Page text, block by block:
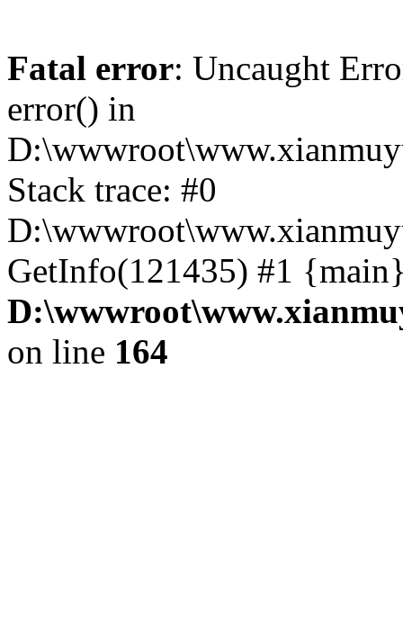
Fatal error: Uncaught
error() in
Stack trace: #0
GetInfo(121435) #1
on line 164